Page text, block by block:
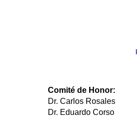
Comité de Honor:
Dr. Carlos Rosales
Dr. Eduardo Corso